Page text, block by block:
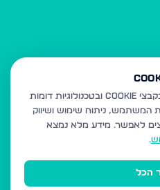
אתר רשות היחיד עושה שימוש בקבצי Cookie ובטכנולוגיות דומות
המשתמש, ניתוח שימוש ושיווק
לאפשר. מידע מלא נמצא
.
הכל